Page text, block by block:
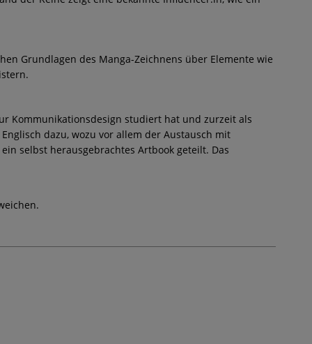
Grundlagen des Manga-Zeichnens über Elemente wie
Kommunikationsdesign studiert hat und zurzeit als
dazu, wozu vor allem der Austausch mit
selbst herausgebrachtes Artbook geteilt. Das